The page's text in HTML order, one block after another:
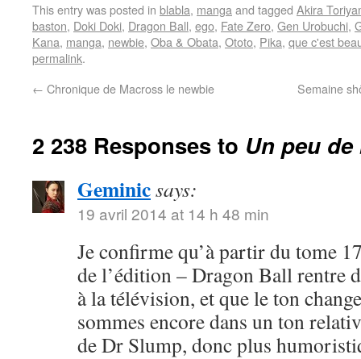
This entry was posted in blabla, manga and tagged Akira
baston, Doki Doki, Dragon Ball, ego, Fate Zero, Gen Urobuchi,
Kana, manga, newbie, Oba & Obata, Ototo, Pika, que c'est
permalink.
← Chronique de Macross le newbie Semaine
2 238 Responses to Un peu
Geminicsays:
19 avril 2014 at 14 h 48 min
Je confirme qu’à partir du tome
de l’édition – Dragon Ball rentre
à la télévision, et que le ton
sommes encore dans un ton
de Dr Slump, donc plus